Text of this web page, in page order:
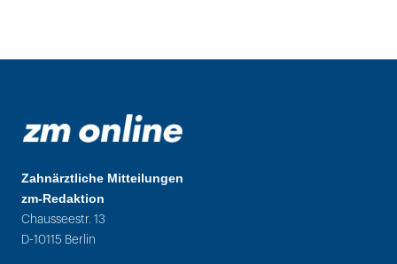
Zahnärztliche Mitteilungen
zm-Redaktion
Chausseestr. 13
D-10115 Berlin